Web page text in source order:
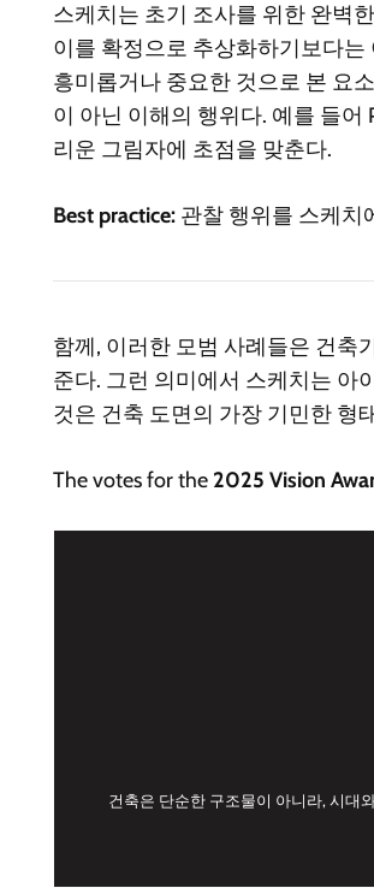
스케치는 초기 조사를 위한 완벽
이를 확정으로 추상화하기보다
흥미롭거나 중요한 것으로 본 요
이 아닌 이해의 행위다. 예를 들어
리운 그림자에 초점을 맞춘다.
Best practice: 관찰 행위를 스케치
함께, 이러한 모범 사례들은 건축
준다. 그런 의미에서 스케치는 아
것은 건축 도면의 가장 기민한 형
The votes for the 2025 Vision
건축은 단순한 구조물이 아니라, 시대